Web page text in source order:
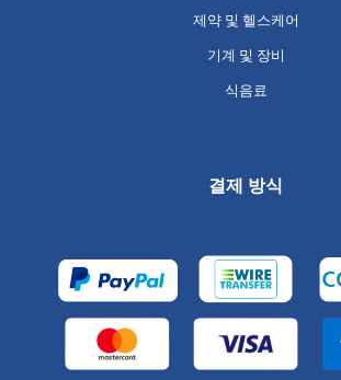
제약 및 헬스케어
기계 및 장비
식음료
결제 방식